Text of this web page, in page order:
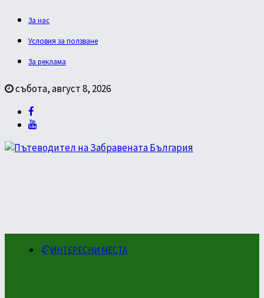
За нас
Условия за ползване
За реклама
събота, август 8, 2026
ИНТЕРЕСНИ МЕСТА